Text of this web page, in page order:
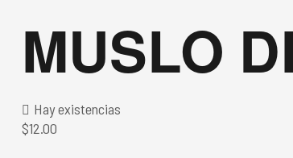
MUSLO
Hay existencias
$12.00